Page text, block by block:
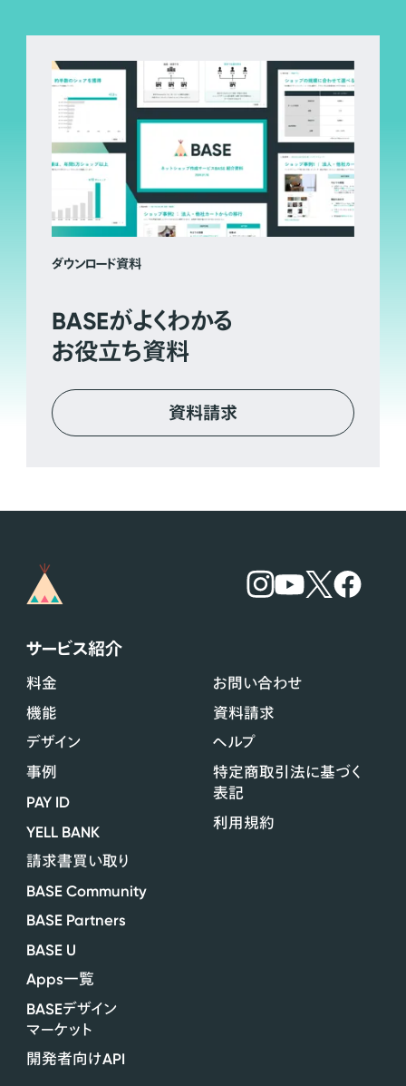
ダウンロード資料
BASEがよくわかる
お役立ち資料
資料請求
サービス紹介
料金
機能
デザイン
事例
PAY ID
YELL BANK
請求書買い取り
BASE Community
BASE Partners
BASE U
Apps一覧
BASEデザイン
マーケット
開発者向けAPI
お問い合わせ
資料請求
ヘルプ
特定商取引法に基づく
表記
利用規約